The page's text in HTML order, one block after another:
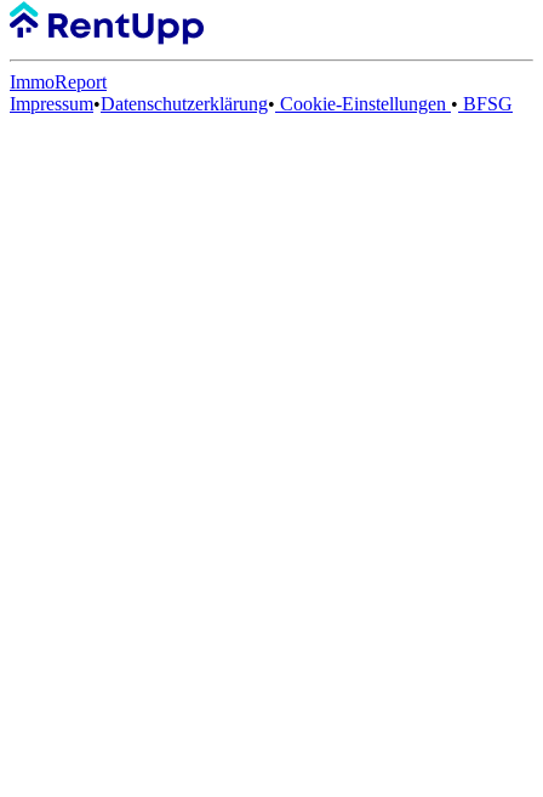
ImmoReport
Impressum•Datenschutzerklärung• Cookie-Einstellungen • BFSG